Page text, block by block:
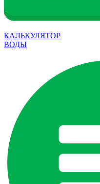
КАЛЬКУЛЯТОР
ВОДЫ